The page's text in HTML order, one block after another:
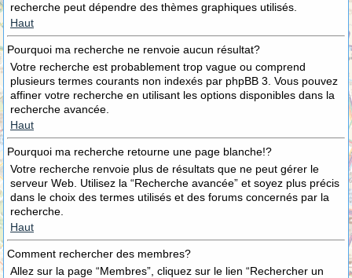
recherche peut dépendre des thèmes graphiques utilisés.
Haut
Pourquoi ma recherche ne renvoie aucun résultat?
Votre recherche est probablement trop vague ou comprend
plusieurs termes courants non indexés par phpBB 3. Vous pouvez
affiner votre recherche en utilisant les options disponibles dans la
recherche avancée.
Haut
Pourquoi ma recherche retourne une page blanche!?
Votre recherche renvoie plus de résultats que ne peut gérer le
serveur Web. Utilisez la “Recherche avancée” et soyez plus précis
dans le choix des termes utilisés et des forums concernés par la
recherche.
Haut
Comment rechercher des membres?
Allez sur la page “Membres”, cliquez sur le lien “Rechercher un